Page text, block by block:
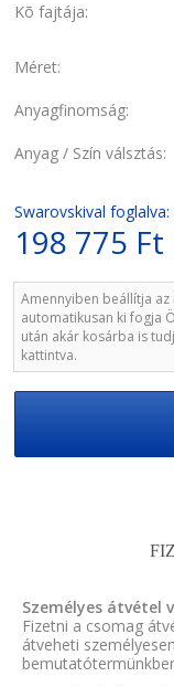
Kõ fajtája:
Méret:
Anyagfinomság:
Anyag / Szín válsztás:
Swarovskival foglalva:
198 775 Ft
Amennyiben beállítja
automatikusan ki fogja
után akár kosárba is
kattintva.
Személyes átvétel
Fizetni a csomag
átveheti